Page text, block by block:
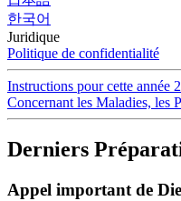
한국어
Juridique
Politique de confidentialité
Instructions pour cette année
Concernant les Maladies, les
Derniers
Appel important de